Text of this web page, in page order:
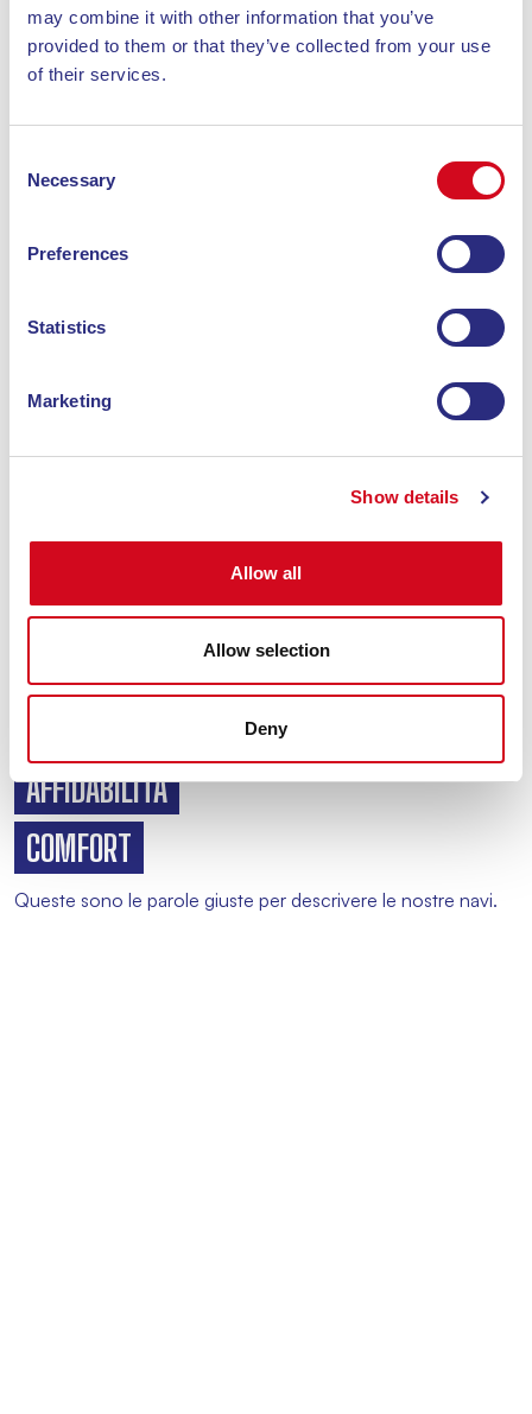
may combine it with other information that you’ve
provided to them or that they’ve collected from your use
of their services.
Selection
Necessary
Preferences
Statistics
Marketing
Show details
Allow all
Allow selection
Deny
Piombino e Portoferraio in poco più di un’ora e sempre alla
modalità di viaggio.
24 tratte giornaliere di andata e ritorno
servizio di assistenza sempre a bordo e una flotta con ampie
tragitto in un'esperienza di viaggio, per rendere la vacanza
ancora più vicina.
AFFIDABILITÀ
COMFORT
Queste sono le parole giuste per descrivere le nostre navi.